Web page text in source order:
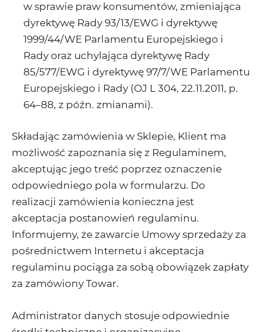
w sprawie praw konsumentów, zmieniająca
dyrektywę Rady 93/13/EWG i dyrektywę
1999/44/WE Parlamentu Europejskiego i
Rady oraz uchylająca dyrektywę Rady
85/577/EWG i dyrektywę 97/7/WE Parlamentu
Europejskiego i Rady (OJ L 304, 22.11.2011, p.
64–88, z późn. zmianami).
Składając zamówienia w Sklepie, Klient ma
możliwość zapoznania się z Regulaminem,
akceptując jego treść poprzez oznaczenie
odpowiedniego pola w formularzu. Do
realizacji zamówienia konieczna jest
akceptacja postanowień regulaminu.
Informujemy, że zawarcie Umowy sprzedaży za
pośrednictwem Internetu i akceptacja
regulaminu pociąga za sobą obowiązek zapłaty
za zamówiony Towar.
Administrator danych stosuje odpowiednie